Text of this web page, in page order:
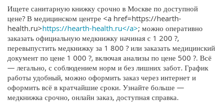
Ищете санитарную книжку срочно в Москве по доступной
цене? В медицинском центре <a href=https://hearth-
health.ru>https://hearth-health.ru</a>; можно оперативно
заказать официальную медкнижку начиная с 1 200 ?,
перевыпустить медкнижку за 1 800 ? или заказать медицинский
документ по цене 1 000 ?, включая анализы по цене 500 ?. Всё
— легально, с соблюдением норм и без лишних забот. График
работы удобный, можно оформить заказ через интернет и
оформить всё в кратчайшие сроки. Узнайте больше —
медкнижка срочно, онлайн заказ, доступная справка.